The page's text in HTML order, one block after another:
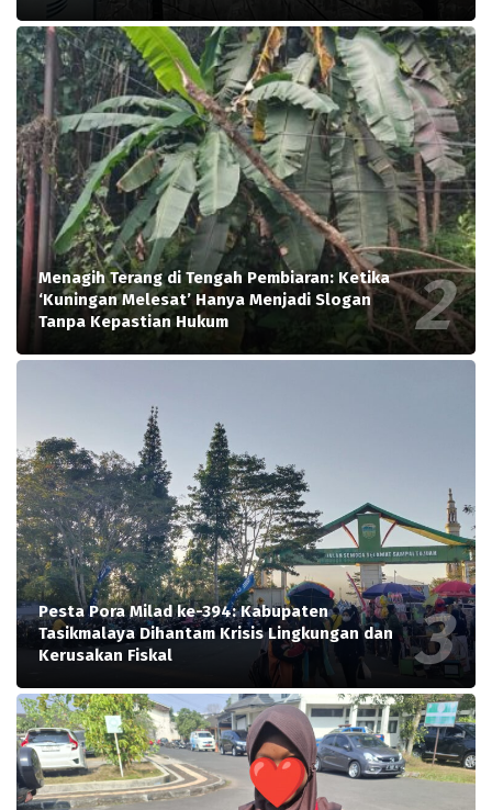
Menagih Terang di Tengah Pembiaran: Ketika
‘Kuningan Melesat’ Hanya Menjadi Slogan
Tanpa Kepastian Hukum
Pesta Pora Milad ke-394: Kabupaten
Tasikmalaya Dihantam Krisis Lingkungan dan
Kerusakan Fiskal